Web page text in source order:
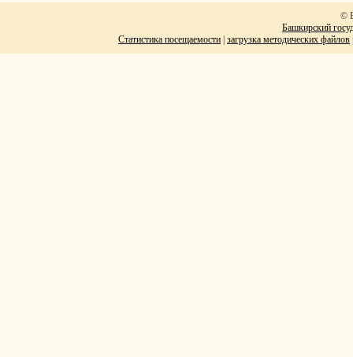
©
Башкирский
Статистика посещаемости загрузка методических файлов